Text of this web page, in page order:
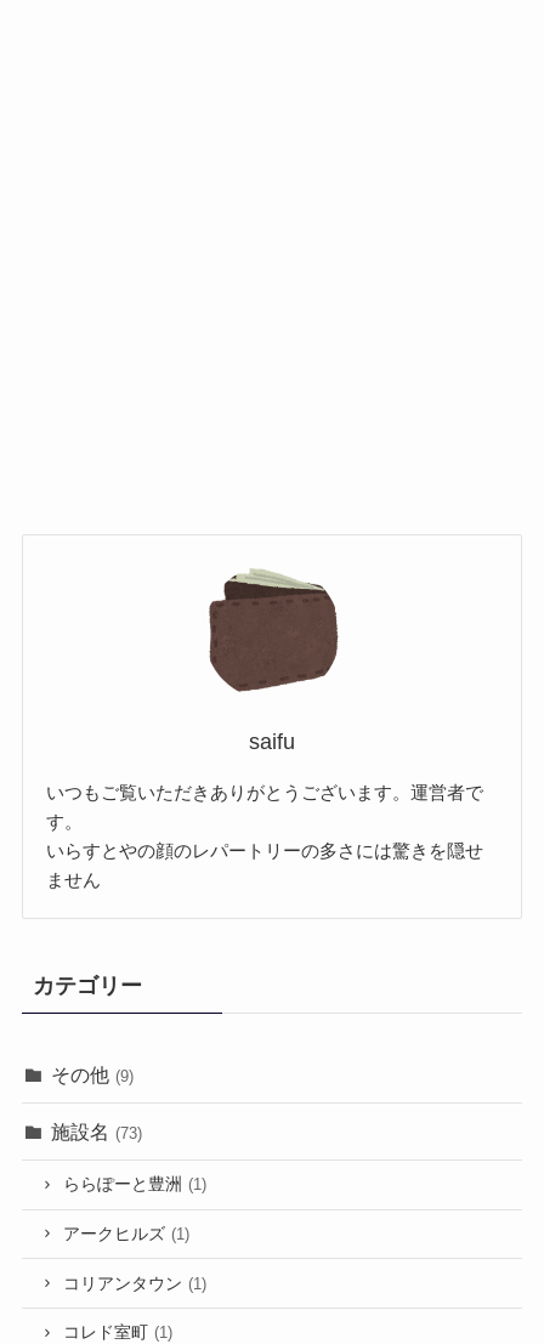
saifu
いつもご覧いただきありがとうございます。運営者で
す。
いらすとやの顔のレパートリーの多さには驚きを隠せ
ません
カテゴリー
その他 (9)
施設名 (73)
ららぽーと豊洲 (1)
アークヒルズ (1)
コリアンタウン (1)
コレド室町 (1)